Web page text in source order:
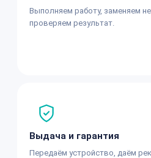
Выполняем работу, заменяем
проверяем результат.
Выдача и гарантия
Передаём устройство, даём